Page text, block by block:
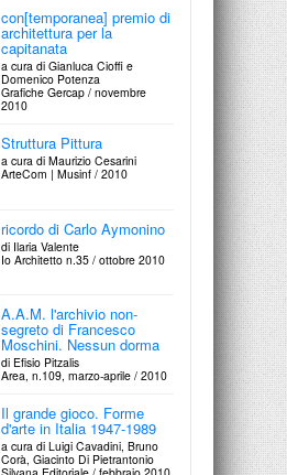
con[temporanea] premio di
architettura per la
capitanata
a cura di Gianluca Cioffi e
Domenico Potenza
Grafiche Gercap / novembre
2010
Struttura Pittura
a cura di Maurizio Cesarini
ArteCom | Musinf / 2010
ricordo di Carlo Aymonino
di Ilaria Valente
Io Architetto n.35 / ottobre 2010
A.A.M. l'archivio non-
segreto di Francesco
Moschini. Nessun dorma
di Efisio Pitzalis
Area, n.109, marzo-aprile / 2010
Il grande gioco. Forme
d'arte in Italia 1947-1989
a cura di Luigi Cavadini, Bruno
Corà, Giacinto Di Pietrantonio